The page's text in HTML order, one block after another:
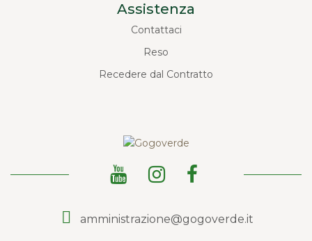
Assistenza
Contattaci
Reso
Recedere dal Contratto
amministrazione@gogoverde.it